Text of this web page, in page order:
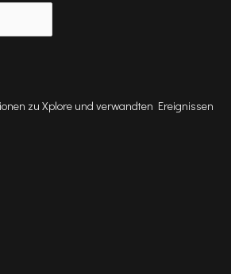
zu Xplore und verwandten Ereignissen